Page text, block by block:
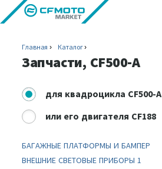
Главная Каталог
Запчасти, CF500-A
для квадроцикла CF500-A
или его двигателя CF188
БАГАЖНЫЕ ПЛАТФОРМЫ И БАМПЕР
ВНЕШНИЕ СВЕТОВЫЕ ПРИБОРЫ 1